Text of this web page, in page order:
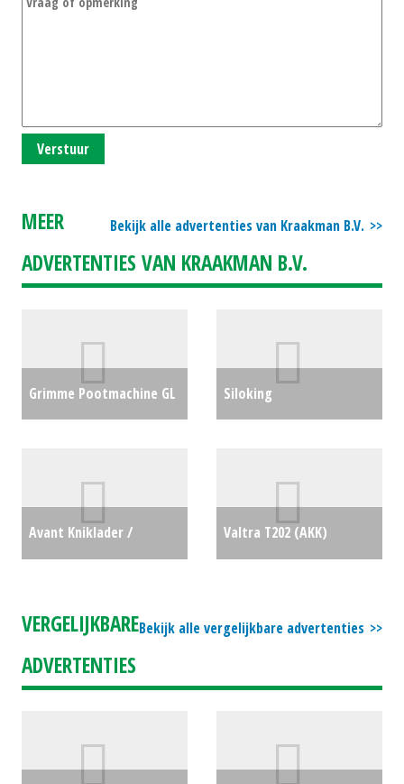
Verstuur
Bekijk alle advertenties van Kraakman B.V.
MEER
ADVERTENTIES VAN KRAAKMAN B.V.
Grimme Pootmachine GL
Siloking
€6750
Avant Kniklader /
Valtra T202 (AKK)
Bekijk alle vergelijkbare advertenties
VERGELIJKBARE
ADVERTENTIES